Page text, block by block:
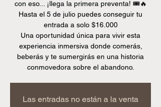
con eso... ¡llega la primera preventa! 🎟️🔥
Hasta el 5 de julio puedes conseguir tu
entrada a solo $16.000
Una oportunidad única para vivir esta
experiencia inmersiva donde comerás,
beberás y te sumergirás en una historia
conmovedora sobre el abandono.
Las entradas no están a la venta